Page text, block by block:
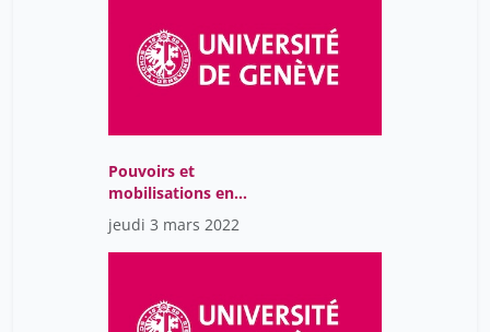
Pouvoirs et
mobilisations en
Amérique Latine : Une
perspective
interdisciplinaire
jeudi 3 mars 2022